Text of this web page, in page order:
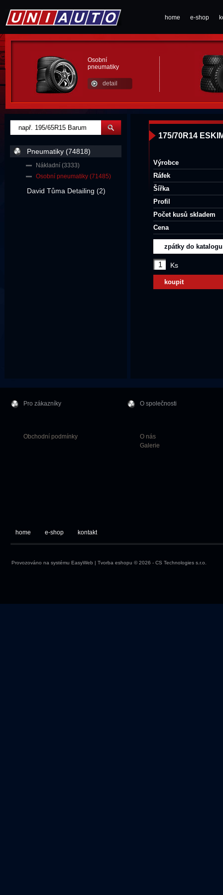
home e-shop
Osobní
pneumatiky
detail
175/70R14
Výrobce
Ráfek
Šířka
Profil
Počet kusů skladem
Cena
zpátky do katalogu
Ks
koupit
Pneumatiky (74818)
Nákladní (3333)
Osobní pneumatiky (71485)
David Tůma Detailing (2)
Pro zákazníky
Obchodní podmínky
O společnosti
O nás
Galerie
home e-shop kontakt
Provozováno na systému EasyWeb | Tvorba eshopu © 2026 - CS Technologies s.r.o.